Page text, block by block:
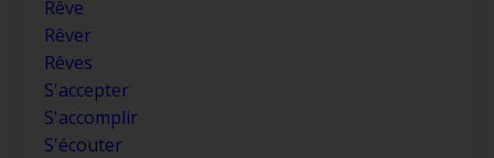
Rêve
Rêver
Rêves
S'accepter
S'accomplir
S'écouter